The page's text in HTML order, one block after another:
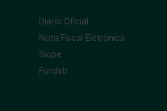
Diário Oficial
Nota Fiscal Eletrônica
Siope
Fundeb